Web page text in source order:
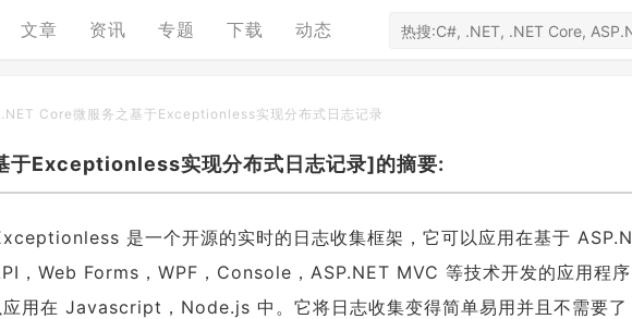
文章 资讯 专题 下载 动态
.NET Core微服务之基于Exceptionless实现分布式日志记录
于Exceptionless实现分布式日志记录]的摘要:
是一个开源的实时的日志收集框架，它可以应用在基于 ASP.N
，Web Forms，WPF，Console，ASP.NET MVC 等技术开发的应用程序
应用在 Javascript，Node.js 中。它将日志收集变得简单易用并且不需要了